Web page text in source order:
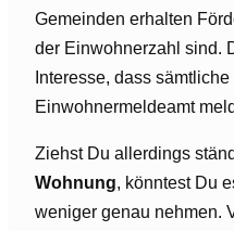
Gemeinden erhalten
der Einwohnerzahl sind.
Interesse, dass
Einwohnermeldeamt
Ziehst Du allerdings
Wohnung, könntest Du
weniger genau nehmen.